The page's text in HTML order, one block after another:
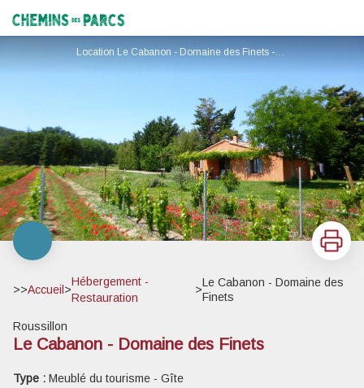
Chemins des Parcs
Location Le Cabanon - Domaine des Finets - © Domaine les finets - Marie-Paul
Voir l'image en plein écran
Imprimer
>>Accueil >
Hébergement -
Restauration
>
Le Cabanon - Domaine des
Finets
Roussillon
Le Cabanon - Domaine des Finets
Type : Meublé du tourisme - Gîte